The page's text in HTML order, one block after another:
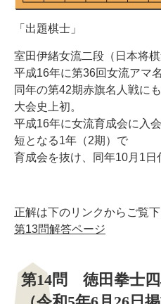
「出題棋士」
室田伊緒女流二段（日本将棋
平成16年に第36回女流アマ
同年の第42期赤旗名人戦に
大会史上初。
平成16年に女流育成会に入
短となる1年（2期）で
育成会を抜け、同年10月1日
正解は下のリンクからご覧下
第13問解答ページ
第14問 徳田拳士